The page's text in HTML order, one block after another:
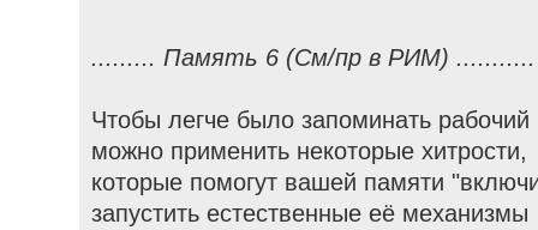
......... Память 6 (См/пр в РИМ) ...........
Чтобы легче было запоминать
можно применить некоторые хитрости,
которые помогут вашей памяти
запустить естественные её механизмы